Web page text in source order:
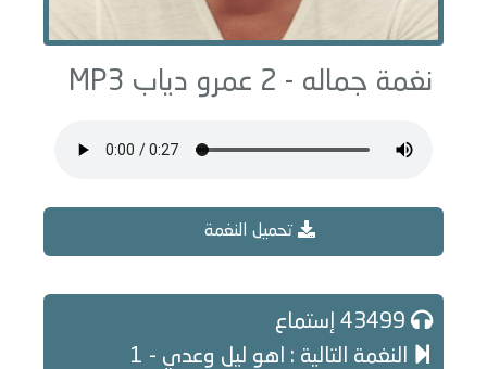
نغمة جماله - 2 عمرو دياب MP3
تحميل النغمة
النغمة التالية : اهو ليل وعدي - 1